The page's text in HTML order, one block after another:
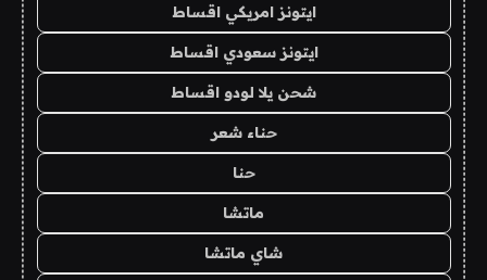
ايتونز امريكي اقساط
ايتونز سعودي اقساط
شحن يلا لودو اقساط
حناء شعر
حنا
ماتشا
شاي ماتشا